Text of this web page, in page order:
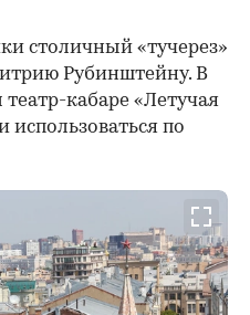
столичный «тучерез»
Рубинштейну. В
кабаре «Летучая
по